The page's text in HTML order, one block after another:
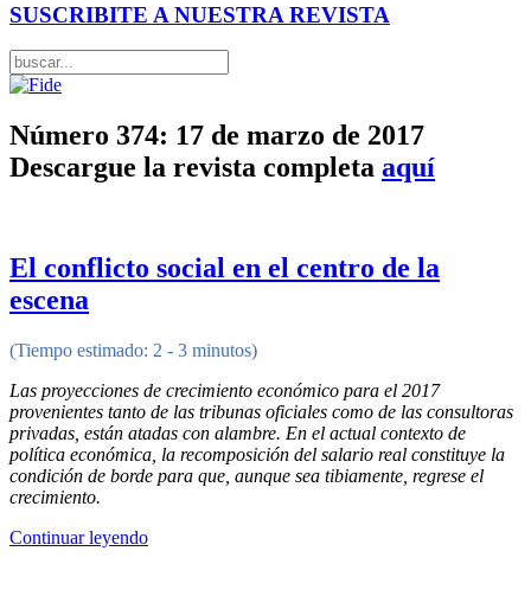
SUSCRIBITE A NUESTRA REVISTA
Número 374: 17 de marzo de 2017
Descargue la revista completa aquí
El conflicto social en el centro de la
escena
(Tiempo estimado: 2 - 3 minutos)
Las proyecciones de crecimiento económico para el 2017
provenientes tanto de las tribunas oficiales como de las consultoras
privadas, están atadas con alambre. En el actual contexto de
política económica, la recomposición del salario real constituye la
condición de borde para que, aunque sea tibiamente, regrese el
crecimiento.
Continuar leyendo